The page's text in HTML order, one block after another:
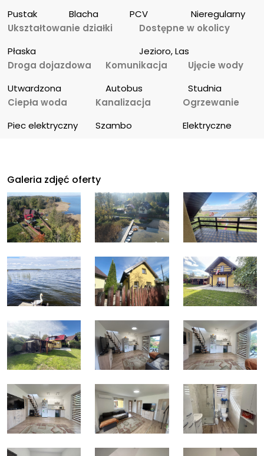
Pustak
Blacha
PCV
Nieregularny
Ukształtowanie działki
Płaska
Dostępne w okolicy
Jezioro, Las
Droga dojazdowa
Utwardzona
Komunikacja
Autobus
Ujęcie wody
Studnia
Ciepła woda
Piec elektryczny
Kanalizacja
Szambo
Ogrzewanie
Elektryczne
Galeria zdjęć oferty